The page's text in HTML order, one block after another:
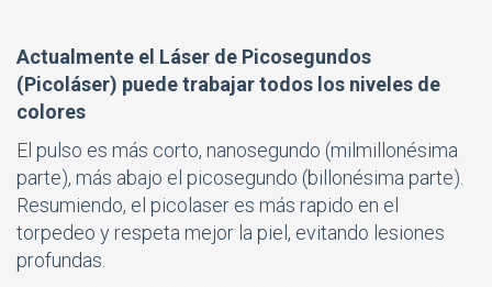
Actualmente el Láser de Picosegundos
(Picoláser) puede trabajar todos los niveles de
colores
El pulso es más corto, nanosegundo (milmillonésima
parte), más abajo el picosegundo (billonésima parte).
Resumiendo, el picolaser es más rapido en el
torpedeo y respeta mejor la piel, evitando lesiones
profundas.